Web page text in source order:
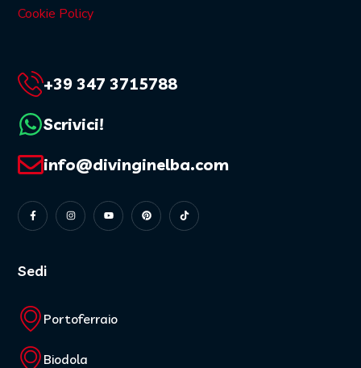
Cookie Policy
+39 347 3715788
Scrivici!
info@divinginelba.com
Sedi
Portoferraio
Biodola